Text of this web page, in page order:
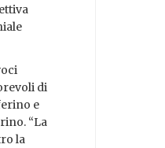
di
e
“La
la